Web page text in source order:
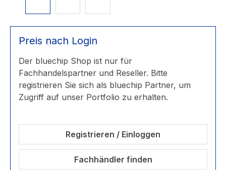
Preis nach Login
Der bluechip Shop ist nur für
Fachhandelspartner und Reseller. Bitte
registrieren Sie sich als bluechip Partner, um
Zugriff auf unser Portfolio zu erhalten.
Registrieren / Einloggen
Fachhändler finden